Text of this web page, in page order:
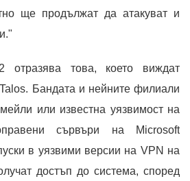
ще продължат да атакуват и
отразява това, което виждат
Бандата и нейните филиали
или известна уязвимост на
сървъри на Microsoft
в уязвими версии на VPN на
достъп до система, според